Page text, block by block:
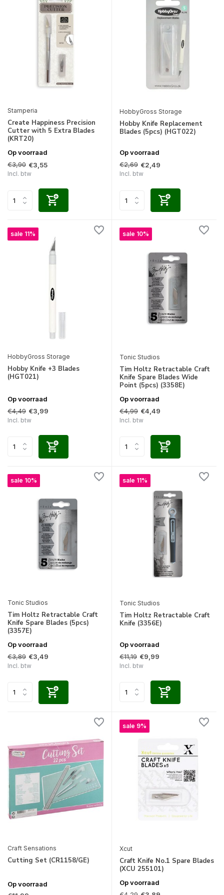
Stamperia
Create Happiness Precision
Cutter with 5 Extra Blades
(KRT20)
Op voorraad
€3,90 €3,55
Incl. btw
HobbyGross Storage
Hobby Knife Replacement
Blades (5pcs) (HGT022)
Op voorraad
€2,69 €2,49
Incl. btw
sale 11%
HobbyGross Storage
Hobby Knife +3 Blades
(HGT021)
Op voorraad
€4,49 €3,99
Incl. btw
sale 10%
Tonic Studios
Tim Holtz Retractable Craft
Knife Spare Blades Wide
Point (5pcs) (3358E)
Op voorraad
€4,99 €4,49
Incl. btw
sale 10%
Tonic Studios
Tim Holtz Retractable Craft
Knife Spare Blades (5pcs)
(3357E)
Op voorraad
€3,89 €3,49
Incl. btw
sale 11%
Tonic Studios
Tim Holtz Retractable Craft
Knife (3356E)
Op voorraad
€11,19 €9,99
Incl. btw
Craft Sensations
Cutting Set (CR1158/GE)
Op voorraad
sale 9%
Xcut
Craft Knife No.1 Spare Blades
(XCU 255101)
Op voorraad